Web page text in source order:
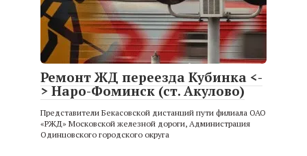
Ремонт ЖД переезда Кубинка <-
> Наро-Фоминск (ст. Акулово)
Представители Бекасовской дистанций пути филиала ОАО
«РЖД» Московской железной дороги, Администрация
Одинцовского городского округа